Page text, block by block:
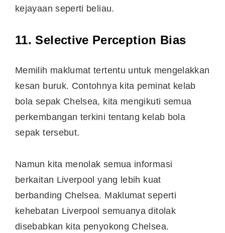
kejayaan seperti beliau.
11. Selective Perception Bias
Memilih maklumat tertentu untuk mengelakkan
kesan buruk. Contohnya kita peminat kelab
bola sepak Chelsea, kita mengikuti semua
perkembangan terkini tentang kelab bola
sepak tersebut.
Namun kita menolak semua informasi
berkaitan Liverpool yang lebih kuat
berbanding Chelsea. Maklumat seperti
kehebatan Liverpool semuanya ditolak
disebabkan kita penyokong Chelsea.